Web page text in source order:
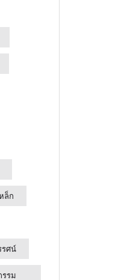
ล็ก
รศน์
รรม